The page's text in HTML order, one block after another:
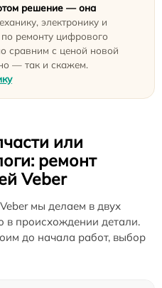
решение — она
электронику и
ремонту цифрового
сравним с ценой новой
— так и скажем.
или
ремонт
Veber
мы делаем в двух
в происхождении детали.
до начала работ, выбор